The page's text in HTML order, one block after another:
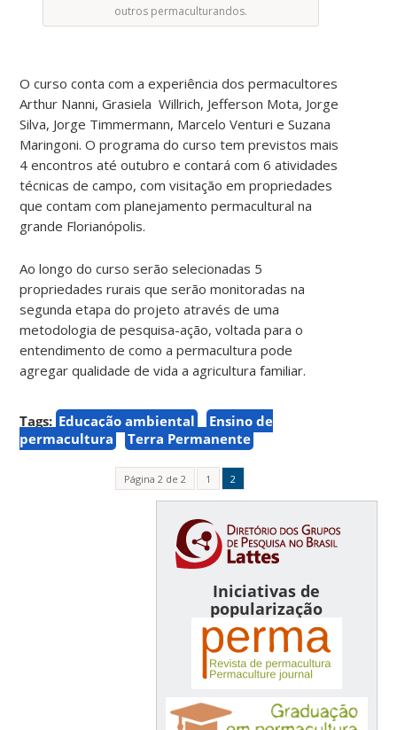
outros permaculturandos.
O curso conta com a experiência dos permacultores
Arthur Nanni, Grasiela Willrich, Jefferson Mota, Jorge
Silva, Jorge Timmermann, Marcelo Venturi e Suzana
Maringoni. O programa do curso tem previstos mais
4 encontros até outubro e contará com 6 atividades
técnicas de campo, com visitação em propriedades
que contam com planejamento permacultural na
grande Florianópolis.
Ao longo do curso serão selecionadas 5
propriedades rurais que serão monitoradas na
segunda etapa do projeto através de uma
metodologia de pesquisa-ação, voltada para o
entendimento de como a permacultura pode
agregar qualidade de vida a agricultura familiar.
Tags: Educação ambiental
Ensino de
permacultura
Terra Permanente
Página 2 de 2 1 2
Iniciativas de
popularização